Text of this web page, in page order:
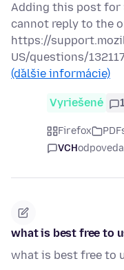
Adding this post for
cannot reply to the
https://
US/questions/
(ďalšie informácie)
Vyriešené
Firefox
VCH
what is best free to
what is best free to